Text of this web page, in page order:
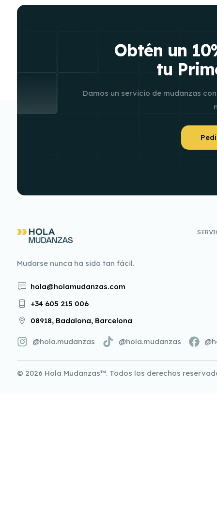
Obtén un
tu
Damos un servicio de mudanzas
Mudarse nunca ha sido tan fácil.
hola@holamudanzas.com
+34 605 215 006
08918, Badalona, Barcelona
@hola.mudanzas @hola.mudanzas
© 2026 Hola Mudanzas™. Todos los derechos